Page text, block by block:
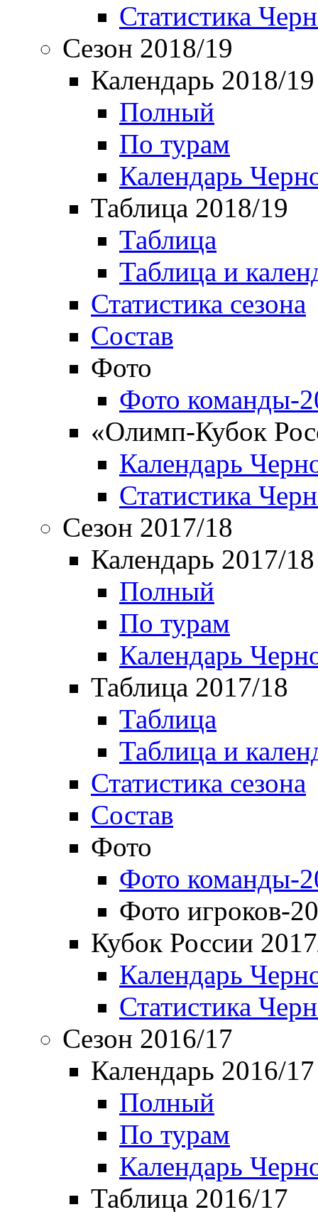
Статистика
Сезон 2018/19
Календарь 2018/19
Полный
По турам
Календарь
Таблица 2018/19
Таблица
Таблица и
Статистика сезона
Состав
Фото
Фото команды-
«Олимп-Кубок
Календарь
Статистика
Сезон 2017/18
Календарь 2017/18
Полный
По турам
Календарь
Таблица 2017/18
Таблица
Таблица и
Статистика сезона
Состав
Фото
Фото команды-
Фото игроков-
Кубок России
Календарь
Статистика
Сезон 2016/17
Календарь 2016/17
Полный
По турам
Календарь
Таблица 2016/17